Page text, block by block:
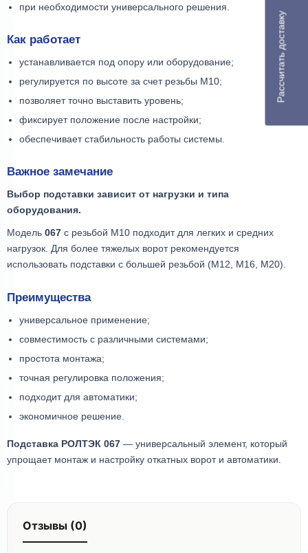
при необходимости универсального решения.
Как работает
устанавливается под опору или оборудование;
регулируется по высоте за счет резьбы М10;
позволяет точно выставить уровень;
фиксирует положение после настройки;
обеспечивает стабильность работы системы.
Важное замечание
Выбор подставки зависит от нагрузки и типа
оборудования.
Модель 067 с резьбой М10 подходит для легких и средних
нагрузок. Для более тяжелых ворот рекомендуется
использовать подставки с большей резьбой (М12, М16, М20).
Преимущества
универсальное применение;
совместимость с различными системами;
простота монтажа;
точная регулировка положения;
подходит для автоматики;
экономичное решение.
Подставка РОЛТЭК 067 — универсальный элемент, который
упрощает монтаж и настройку откатных ворот и автоматики.
Отзывы (0)
Рассчитать доставку